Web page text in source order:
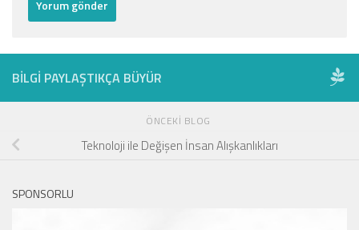
BILGI PAYLAŞTIKÇA BÜYÜR
ÖNCEKI BLOG
Teknoloji ile Değişen İnsan Alışkanlıkları
SPONSORLU